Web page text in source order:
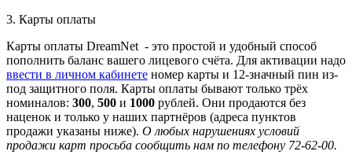
3. Карты оплаты
Карты оплаты DreamNet - это простой и удобный способ
пополнить баланс вашего лицевого счёта. Для активации надо
ввести в личном кабинете номер карты и 12-значный пин из-
под защитного поля. Карты оплаты бывают только трёх
номиналов: 300, 500 и 1000 рублей. Они продаются без
наценок и только у наших партнёров (адреса пунктов
продажи указаны ниже). О любых нарушениях условий
продажи карт просьба сообщить нам по телефону 72-62-00.